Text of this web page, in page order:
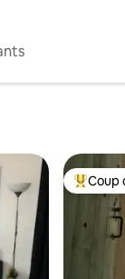
Coups
Coup